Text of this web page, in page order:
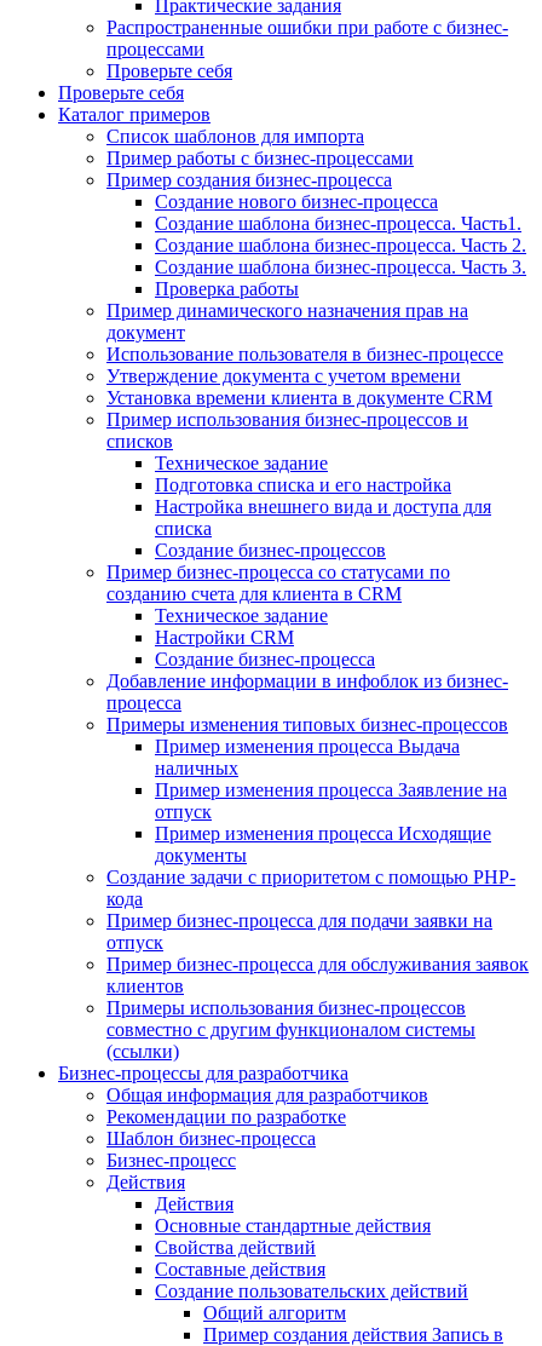
Практические задания
Распространенные ошибки при работе с бизнес-
процессами
Проверьте себя
Проверьте себя
Каталог примеров
Список шаблонов для импорта
Пример работы с бизнес-процессами
Пример создания бизнес-процесса
Создание нового бизнес-процесса
Создание шаблона бизнес-процесса. Часть1.
Создание шаблона бизнес-процесса. Часть 2.
Создание шаблона бизнес-процесса. Часть 3.
Проверка работы
Пример динамического назначения прав на
документ
Использование пользователя в бизнес-процессе
Утверждение документа с учетом времени
Установка времени клиента в документе CRM
Пример использования бизнес-процессов и
списков
Техническое задание
Подготовка списка и его настройка
Настройка внешнего вида и доступа для
списка
Создание бизнес-процессов
Пример бизнес-процесса со статусами по
созданию счета для клиента в CRM
Техническое задание
Настройки CRM
Создание бизнес-процесса
Добавление информации в инфоблок из бизнес-
процесса
Примеры изменения типовых бизнес-процессов
Пример изменения процесса Выдача
наличных
Пример изменения процесса Заявление на
отпуск
Пример изменения процесса Исходящие
документы
Создание задачи с приоритетом с помощью PHP-
кода
Пример бизнес-процесса для подачи заявки на
отпуск
Пример бизнес-процесса для обслуживания заявок
клиентов
Примеры использования бизнес-процессов
совместно с другим функционалом системы
(ссылки)
Бизнес-процессы для разработчика
Общая информация для разработчиков
Рекомендации по разработке
Шаблон бизнес-процесса
Бизнес-процесс
Действия
Действия
Основные стандартные действия
Свойства действий
Составные действия
Создание пользовательских действий
Общий алгоритм
Пример создания действия Запись в